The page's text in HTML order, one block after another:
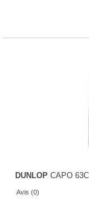
DUNLOP CAPO
Avis (0)